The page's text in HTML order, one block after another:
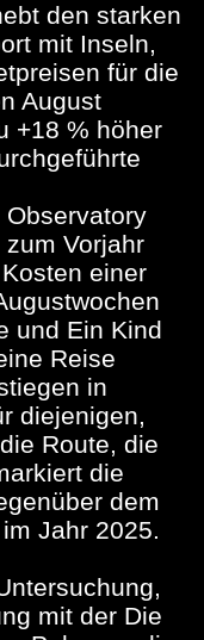
den starken
mit Inseln,
für die
August
+18 % höher
Vorjahr
einer
und Ein Kind
Reise
in
diejenigen,
Route, die
die
dem
Jahr 2025.
mit der Die